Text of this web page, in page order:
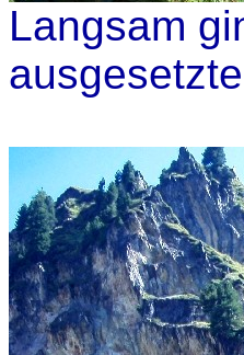
Langsam